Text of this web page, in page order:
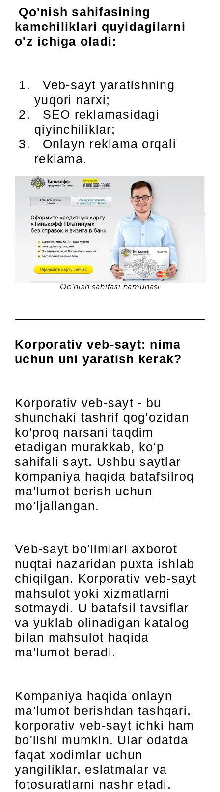
Qo'nish sahifasining
kamchiliklari quyidagilarni
o'z ichiga oladi:
Veb-sayt yaratishning
yuqori narxi;
SEO reklamasidagi
qiyinchiliklar;
Onlayn reklama orqali
reklama.
Qo'nish sahifasi namunasi
Korporativ veb-sayt: nima
uchun uni yaratish kerak?
Korporativ veb-sayt - bu
shunchaki tashrif qog'ozidan
ko'proq narsani taqdim
etadigan murakkab, ko'p
sahifali sayt. Ushbu saytlar
kompaniya haqida batafsilroq
ma'lumot berish uchun
mo'ljallangan.
Veb-sayt bo'limlari axborot
nuqtai nazaridan puxta ishlab
chiqilgan. Korporativ veb-sayt
mahsulot yoki xizmatlarni
sotmaydi. U batafsil tavsiflar
va yuklab olinadigan katalog
bilan mahsulot haqida
ma'lumot beradi.
Kompaniya haqida onlayn
ma'lumot berishdan tashqari,
korporativ veb-sayt ichki ham
bo'lishi mumkin. Ular odatda
faqat xodimlar uchun
yangiliklar, eslatmalar va
fotosuratlarni nashr etadi.